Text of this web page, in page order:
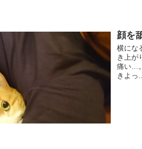
顔を
横にな
き上が
痛い…
きよっ